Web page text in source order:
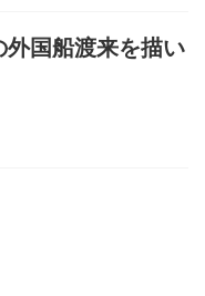
国船渡来を描い